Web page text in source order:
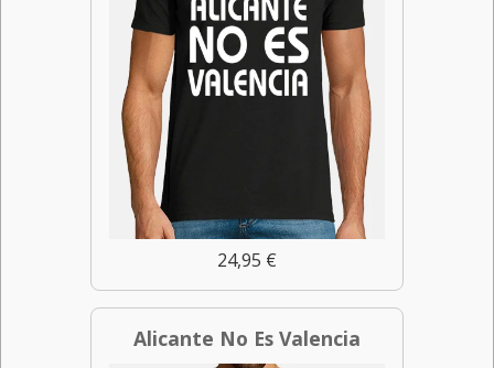
24,95 €
Alicante No Es Valencia